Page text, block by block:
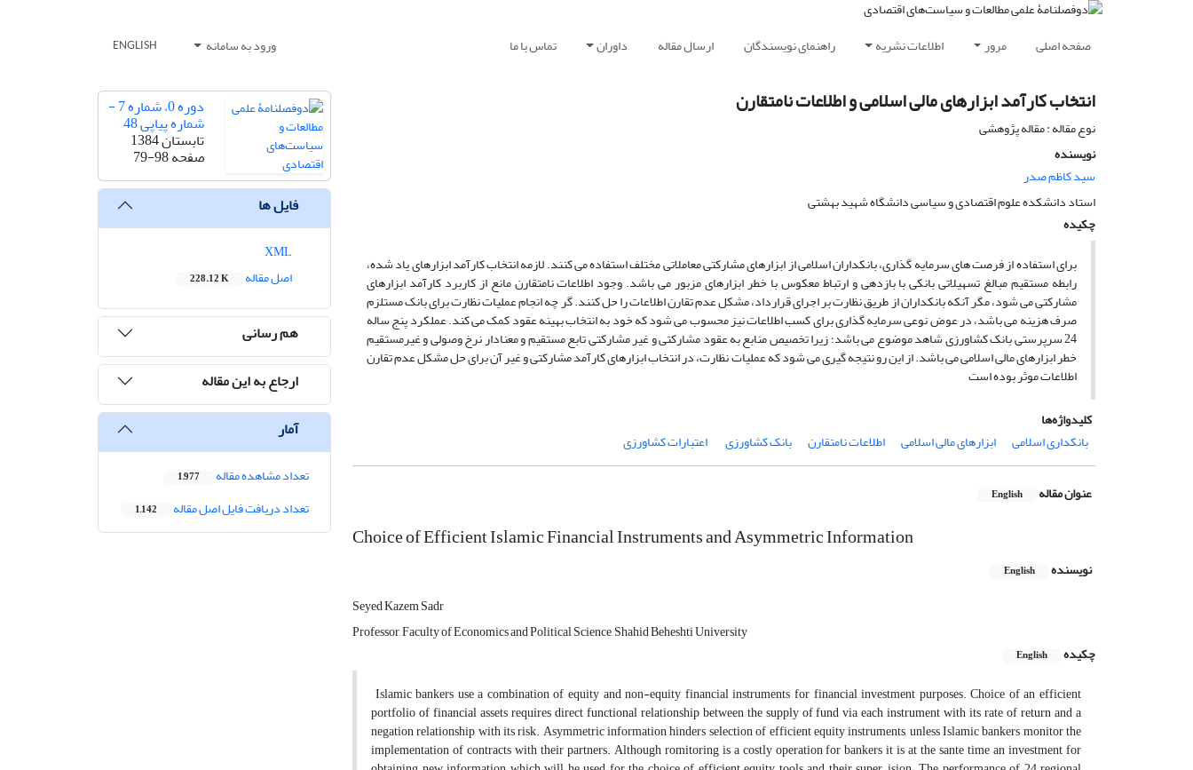
صفحه اصلی مرور اطلاعات نشریه راهنمای نویسندگان ارسال مقاله داوران تماس با ما ورود به سامانه ENGLISH
انتخاب کارآمد ابزارهای مالی اسلامی و اطلاعات نامتقارن
نوع مقاله : مقاله پژوهشی
نویسنده
سید کاظم صدر
استاد دانشکده علوم اقتصادی و سیاسی دانشگاه شهید بهشتی
چکیده
برای استفاده از فرصت های سرمایه گذاری، بانکداران اسلامی از ابزارهای مشارکتی معاملاتی مختلف استفاده می کنند. لازمه انتخاب کارآمد ابزارهای یاد شده،
رابطه مستقیم مبالغ تسهیلاتی بانکی با بازدهی و ارتباط معکوس با خطر ابزارهای مزبور می باشد. وجود اطلاعات نامتقارن مانع از کاربرد کارآمد ابزارهای
مشارکتی می شود، مگر آنکه بانکداران از طریق نظارت بر اجرای قرارداد، مشکل عدم تقارن اطلاعات را حل کنند. گر چه انجام عملیات نظارت برای بانک مستلزم
صرف هزینه می باشد، در عوض نوعی سرمایه گذاری برای کسب اطلاعات نیز محسوب می شود که خود به انتخاب بهینه عقود کمک می کند. عملکرد پنج ساله
24 سرپرستی بانک کشاورزی شاهد موضوع می باشد؛ زیرا تخصیص منابع به عقود مشارکتی و غیر مشارکتی تابع مستقیم و معنادار نرخ وصولی و غیرمستقیم
خطر ابزارهای مالی اسلامی می باشد. از این رو نتیجه گیری می شود که عملیات نظارت، در انتخاب ابزارهای کارآمد مشارکتی و غیر آن برای حل مشکل عدم تقارن
اطلاعات موثر بوده است
کلیدواژه‌ها
بانکداری اسلامی
ابزارهای مالی اسلامی اطلاعات نامتقارن بانک کشاورزی ‌ اعتبارات کشاورزی
عنوان مقاله English
Choice of Efficient Islamic Financial Instruments and Asymmetric Information
نویسنده English
Seyed Kazem Sadr
Professor, Faculty of Economics and Political Science, Shahid Beheshti University
چکیده
English
Islamic bankers use a combination of equity and non-equity financial instruments for financial investment purposes. Choice of an efficient
portfolio of financial assets requires direct functional relationship between the supply of fund via each instrument with its rate of return and a
negation relationship with its risk. Asymmetric information hinders selection of efficient equity instruments, unless Islamic bankers monitor the
implementation of contracts with their partners. Although romitoring is a costly operation for bankers it is at the sante time an investment for
دوره 0، شماره 7 -
شماره پیاپی 48
تابستان 1384
صفحه79-98
فایل ها
اصل مقاله
228.12 K
هم رسانی
ارجاع به این مقاله
آمار
تعداد مشاهده مقاله 1,977
تعداد دریافت فایل اصل مقاله 1,142